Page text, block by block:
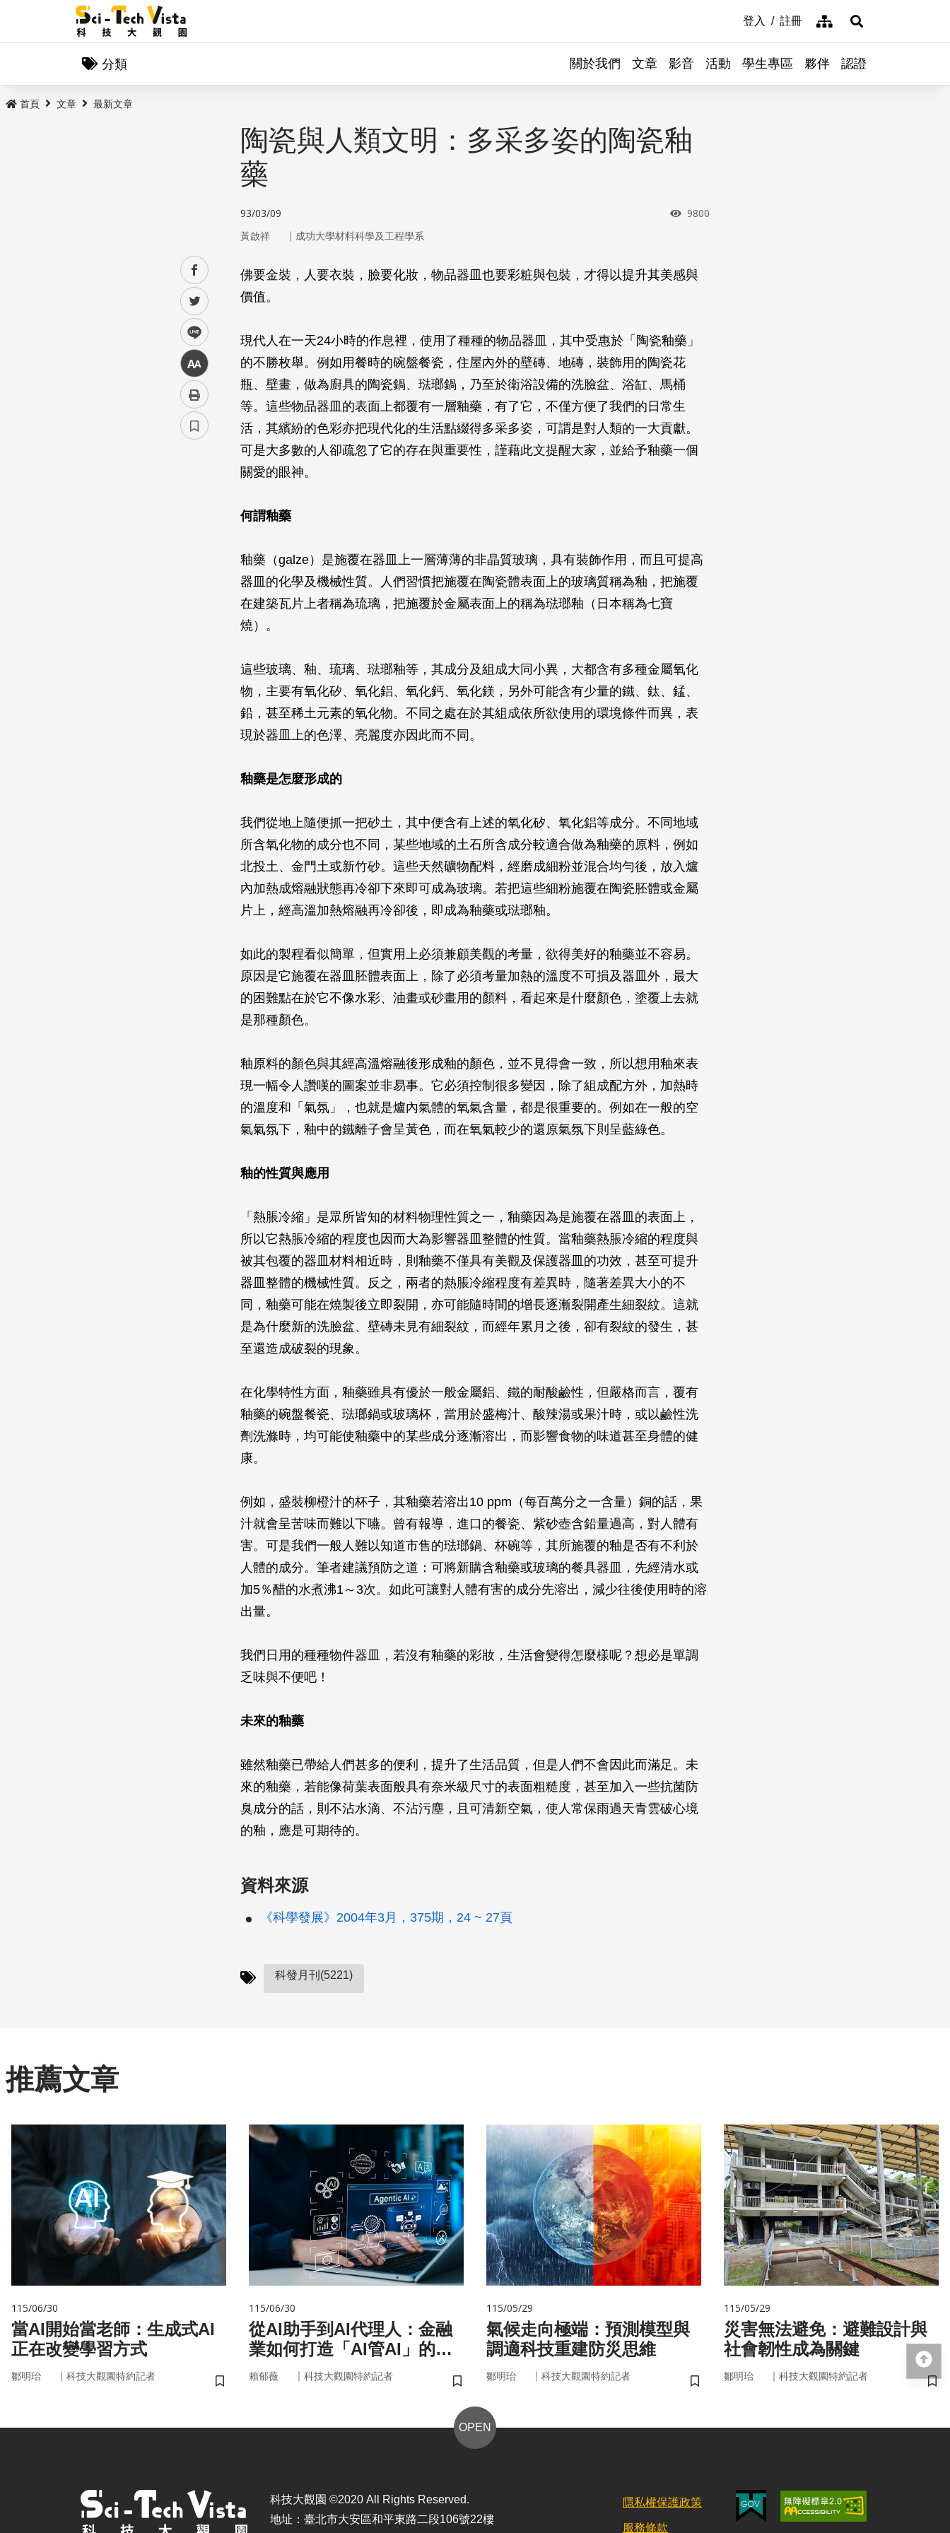
登入 註冊 網站導覽展開搜尋
分類 關於我們 文章 影音 活動 學生專區 夥伴 認證
首頁 文章 最新文章
facebook
twitter
line
中
陶瓷與人類文明：多采多姿的陶瓷釉
藥
93/03/09 瀏覽次數
9800
黃啟祥 ｜ 成功大學材料科學及工程學系
佛要金裝，人要衣裝，臉要化妝，物品器皿也要彩粧與包裝，才得以提升其美感與
價值。
現代人在一天24小時的作息裡，使用了種種的物品器皿，其中受惠於「陶瓷釉藥」
的不勝枚舉。例如用餐時的碗盤餐瓷，住屋內外的壁磚、地磚，裝飾用的陶瓷花
瓶、壁畫，做為廚具的陶瓷鍋、琺瑯鍋，乃至於衛浴設備的洗臉盆、浴缸、馬桶
等。這些物品器皿的表面上都覆有一層釉藥，有了它，不僅方便了我們的日常生
活，其繽紛的色彩亦把現代化的生活點綴得多采多姿，可謂是對人類的一大貢獻。
可是大多數的人卻疏忽了它的存在與重要性，謹藉此文提醒大家，並給予釉藥一個
關愛的眼神。
何謂釉藥
釉藥（galze）是施覆在器皿上一層薄薄的非晶質玻璃，具有裝飾作用，而且可提高
器皿的化學及機械性質。人們習慣把施覆在陶瓷體表面上的玻璃質稱為釉，把施覆
在建築瓦片上者稱為琉璃，把施覆於金屬表面上的稱為琺瑯釉（日本稱為七寶
燒）。
這些玻璃、釉、琉璃、琺瑯釉等，其成分及組成大同小異，大都含有多種金屬氧化
物，主要有氧化矽、氧化鋁、氧化鈣、氧化鎂，另外可能含有少量的鐵、鈦、錳、
鉛，甚至稀土元素的氧化物。不同之處在於其組成依所欲使用的環境條件而異，表
現於器皿上的色澤、亮麗度亦因此而不同。
釉藥是怎麼形成的
我們從地上隨便抓一把砂土，其中便含有上述的氧化矽、氧化鋁等成分。不同地域
所含氧化物的成分也不同，某些地域的土石所含成分較適合做為釉藥的原料，例如
北投土、金門土或新竹砂。這些天然礦物配料，經磨成細粉並混合均勻後，放入爐
內加熱成熔融狀態再冷卻下來即可成為玻璃。若把這些細粉施覆在陶瓷胚體或金屬
片上，經高溫加熱熔融再冷卻後，即成為釉藥或琺瑯釉。
如此的製程看似簡單，但實用上必須兼顧美觀的考量，欲得美好的釉藥並不容易。
原因是它施覆在器皿胚體表面上，除了必須考量加熱的溫度不可損及器皿外，最大
的困難點在於它不像水彩、油畫或砂畫用的顏料，看起來是什麼顏色，塗覆上去就
是那種顏色。
釉原料的顏色與其經高溫熔融後形成釉的顏色，並不見得會一致，所以想用釉來表
現一幅令人讚嘆的圖案並非易事。它必須控制很多變因，除了組成配方外，加熱時
的溫度和「氣氛」，也就是爐內氣體的氧氣含量，都是很重要的。例如在一般的空
氣氣氛下，釉中的鐵離子會呈黃色，而在氧氣較少的還原氣氛下則呈藍綠色。
釉的性質與應用
「熱脹冷縮」是眾所皆知的材料物理性質之一，釉藥因為是施覆在器皿的表面上，
所以它熱脹冷縮的程度也因而大為影響器皿整體的性質。當釉藥熱脹冷縮的程度與
被其包覆的器皿材料相近時，則釉藥不僅具有美觀及保護器皿的功效，甚至可提升
器皿整體的機械性質。反之，兩者的熱脹冷縮程度有差異時，隨著差異大小的不
同，釉藥可能在燒製後立即裂開，亦可能隨時間的增長逐漸裂開產生細裂紋。這就
是為什麼新的洗臉盆、壁磚未見有細裂紋，而經年累月之後，卻有裂紋的發生，甚
至還造成破裂的現象。
在化學特性方面，釉藥雖具有優於一般金屬鋁、鐵的耐酸鹼性，但嚴格而言，覆有
釉藥的碗盤餐瓷、琺瑯鍋或玻璃杯，當用於盛梅汁、酸辣湯或果汁時，或以鹼性洗
劑洗滌時，均可能使釉藥中的某些成分逐漸溶出，而影響食物的味道甚至身體的健
康。
例如，盛裝柳橙汁的杯子，其釉藥若溶出10 ppm（每百萬分之一含量）銅的話，果
汁就會呈苦味而難以下嚥。曾有報導，進口的餐瓷、紫砂壺含鉛量過高，對人體有
害。可是我們一般人難以知道市售的琺瑯鍋、杯碗等，其所施覆的釉是否有不利於
人體的成分。筆者建議預防之道：可將新購含釉藥或玻璃的餐具器皿，先經清水或
加5％醋的水煮沸1～3次。如此可讓對人體有害的成分先溶出，減少往後使用時的溶
出量。
我們日用的種種物件器皿，若沒有釉藥的彩妝，生活會變得怎麼樣呢？想必是單調
乏味與不便吧！
未來的釉藥
雖然釉藥已帶給人們甚多的便利，提升了生活品質，但是人們不會因此而滿足。未
來的釉藥，若能像荷葉表面般具有奈米級尺寸的表面粗糙度，甚至加入一些抗菌防
臭成分的話，則不沾水滴、不沾污塵，且可清新空氣，使人常保雨過天青雲破心境
的釉，應是可期待的。
資料來源
《科學發展》2004年3月，375期，24 ~ 27頁
科發月刊(5221)
推薦文章
115/06/30
當AI開始當老師：生成式AI
正在改變學習方式
鄒明珆 ｜ 科技大觀園特約記者
儲存書籤
115/06/30
從AI助手到AI代理人：金融
業如何打造「AI管AI」的新
治理模式？
賴郁薇 ｜ 科技大觀園特約記者
儲存書籤
115/05/29
氣候走向極端：預測模型與
調適科技重建防災思維
鄒明珆 ｜ 科技大觀園特約記者
儲存書籤
115/05/29
災害無法避免：避難設計與
社會韌性成為關鍵
鄒明珆 ｜ 科技大觀園特約記者
儲
OPEN
科技大觀園 ©2020 All Rights Reserved.
地址：臺北市大安區和平東路二段106號22樓
隱私權保護政策
服務條款
回